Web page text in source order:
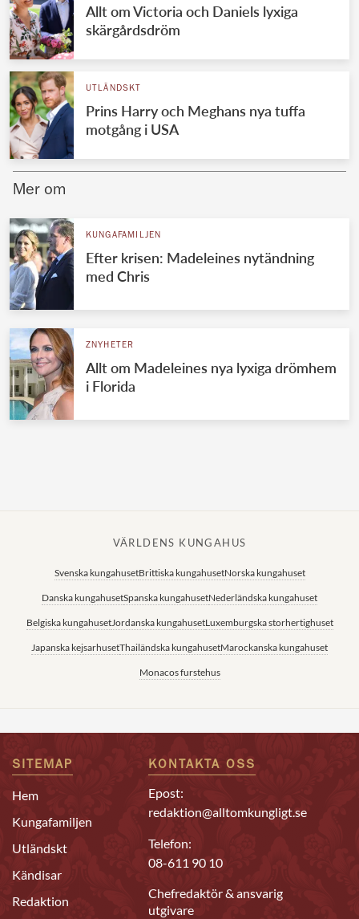
Jordanska kungahuset
Luxemburgska storhertighuset
Japanska kejsarhuset
Thailändska kungahuset
Marockanska kungahuset
Allt om Victoria och Daniels lyxiga
skärgårdsdröm
UTLÄNDSKT
Prins Harry och Meghans nya tuffa
motgång i USA
Mer om
KUNGAFAMILJEN
Efter krisen: Madeleines nytändning
med Chris
ZNYHETER
Allt om Madeleines nya lyxiga drömhem
i Florida
VÄRLDENS KUNGAHUS
Svenska kungahusetBrittiska kungahusetNorska kungahuset
Danska kungahusetSpanska kungahusetNederländska kungahuset
Belgiska kungahusetJordanska kungahusetLuxemburgska storhertighuset
Japanska kejsarhusetThailändska kungahusetMarockanska kungahuset
Monacos furstehus
SITEMAP
Hem
Kungafamiljen
Utländskt
Kändisar
Redaktion
KONTAKTA OSS
Epost:
redaktion@alltomkungligt.se
Telefon:
08-611 90 10
Chefredaktör & ansvarig
utgivare